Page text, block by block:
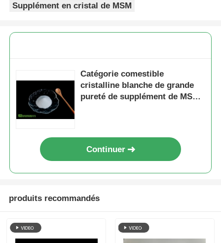
Supplément en cristal de MSM
Catégorie comestible
cristalline blanche de grande
pureté de supplément de MSM
Continuer
produits recommandés